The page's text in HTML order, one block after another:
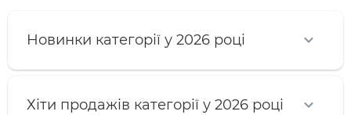
Новинки категорії у 2026 році
Хіти продажів категорії у 2026 році